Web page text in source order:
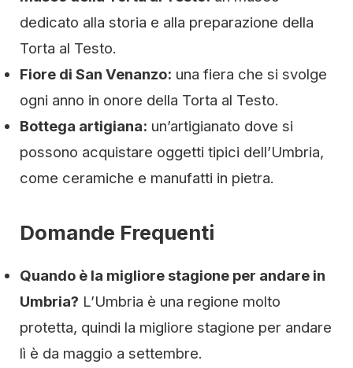
dedicato alla storia e alla preparazione della
Torta al Testo.
Fiore di San Venanzo: una fiera che si svolge
ogni anno in onore della Torta al Testo.
Bottega artigiana: un’artigianato dove si
possono acquistare oggetti tipici dell’Umbria,
come ceramiche e manufatti in pietra.
Domande Frequenti
Quando è la migliore stagione per andare in
Umbria? L’Umbria è una regione molto
protetta, quindi la migliore stagione per andare
lì è da maggio a settembre.